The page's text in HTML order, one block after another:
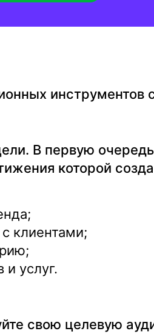
инструментов
В первую
которой
клиентами;
и услуг.
свою целевую